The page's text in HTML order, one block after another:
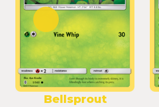
Bellsprout